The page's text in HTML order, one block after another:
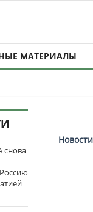
МАТЕРИАЛЫ
снова